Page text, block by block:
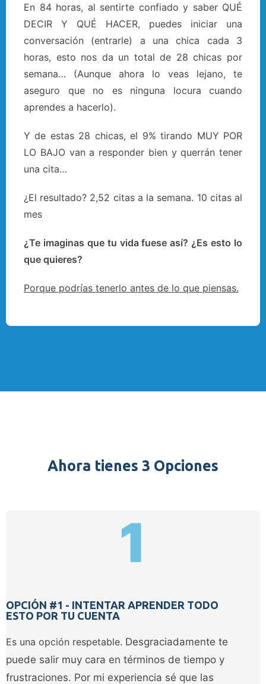
En 84 horas, al sentirte confiado y saber QUÉ
DECIR Y QUÉ HACER, puedes iniciar una
conversación (entrarle) a una chica cada 3
horas, esto nos da un total de 28 chicas por
semana… (Aunque ahora lo veas lejano, te
aseguro que no es ninguna locura cuando
aprendes a hacerlo).
Y de estas 28 chicas, el 9% tirando MUY POR
LO BAJO van a responder bien y querrán tener
una cita…
¿El resultado? 2,52 citas a la semana. 10 citas al
mes
¿Te imaginas que tu vida fuese así? ¿Es esto lo
que quieres?
Porque podrías tenerlo antes de lo que piensas.
Ahora tienes 3 Opciones
1
OPCIÓN #1 - INTENTAR APRENDER TODO
ESTO POR TU CUENTA
Es una opción respetable. Desgraciadamente te
puede salir muy cara en términos de tiempo y
frustraciones. Por mi experiencia sé que las